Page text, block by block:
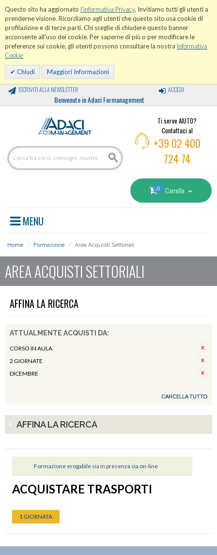
Questo sito ha aggiornato l'informativa Privacy. Invitiamo tutti gli utenti a
prenderne visione. Ricordiamo agli utenti che questo sito usa cookie di
profilazione e di terze parti. Chi sceglie di chiudere questo banner
acconsente all'uso dei cookie. Per saperne di più o per modificare le
preferenze sui cookie, gli utenti possono consultare la nostra Informativa
Cookie
Chiudi Maggiori Informazioni
ISCRIVITI ALLA NEWSLETTER
Benvenuto in Adaci Formanagement
ACCEDI
Ti serve AIUTO?
Contattaci al
+39 02 400
724 74
0 Carrello
MENU
Home / Formazione / Area Acquisti Settoriali
AREA ACQUISTI SETTORIALI
AFFINA LA RICERCA
ATTUALMENTE ACQUISTI DA:
CORSO IN AULA
2 GIORNATE
DICEMBRE
CANCELLA TUTTO
AFFINA LA RICERCA
Formazione erogabile sia in presenza sia on-line
ACQUISTARE TRASPORTI
1 GIORNATA